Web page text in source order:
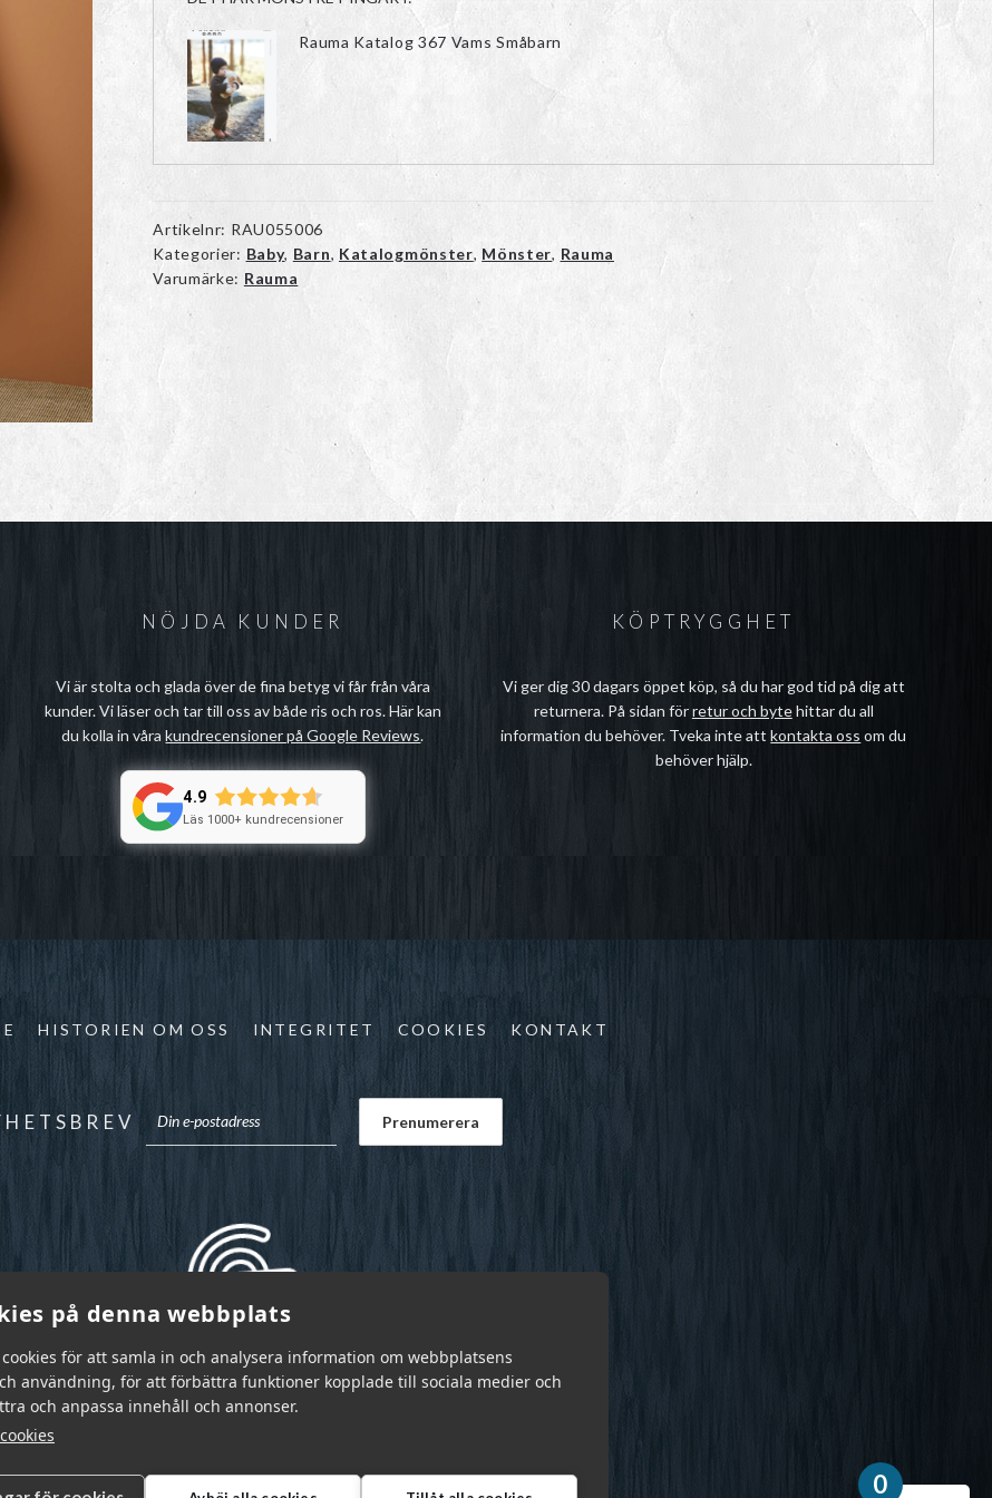
på denna webbplats
för att samla in och analysera information om webbplatsens
användning, för att förbättra funktioner kopplade till sociala medier och
och anpassa innehåll och annonser.
Rauma Katalog 367 Vams Småbarn
Artikelnr: RAU055006
Kategorier: Baby, Barn, Katalogmönster, Mönster, Rauma
Varumärke: Rauma
NÖJDA KUNDER
Vi är stolta och glada över de fina betyg vi får från våra
kunder. Vi läser och tar till oss av både ris och ros. Här kan
du kolla in vårakundrecensioner på Google Reviews.
4.9
Läs 1000+ kundrecensioner
KÖPTRYGGHET
Vi ger dig 30 dagars öppet köp, så du har god tid på dig att
returnera. På sidan förretur och bytehittar du all
information du behöver. Tveka inte attkontakta oss om du
behöver hjälp.
HISTORIEN OM OSS INTEGRITET COOKIES KONTAKT
0